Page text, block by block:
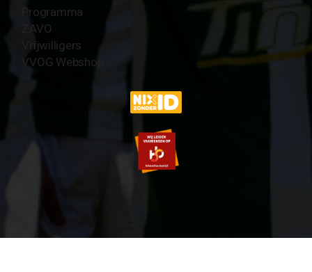
Programma
ZAVO
Vrijwilligers
VVOG Webshop